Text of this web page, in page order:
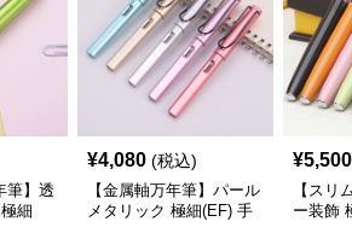
筆】透
細
¥4,080 (税込)
【金属軸万年筆】パール
メタリック 極細(EF) 手
¥5,500
【スリ
ー装飾